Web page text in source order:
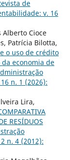
de
v. 16
Alberto Cioce
Patrícia Bilotta,
o uso de crédito
economia de
n. 1 (2026):
Lira,
RESÍDUOS
n. 4 (2012):